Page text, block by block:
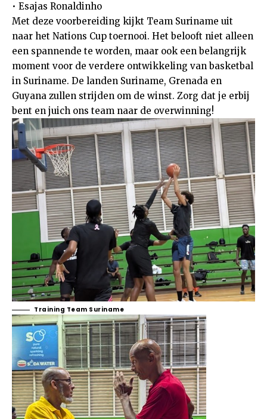
• Esajas Ronaldinho
Met deze voorbereiding kijkt Team Suriname uit
naar het Nations Cup toernooi. Het belooft niet alleen
een spannende te worden, maar ook een belangrijk
moment voor de verdere ontwikkeling van basketbal
in Suriname. De landen Suriname, Grenada en
Guyana zullen strijden om de winst. Zorg dat je erbij
bent en juich ons team naar de overwinning!
Training Team Suriname